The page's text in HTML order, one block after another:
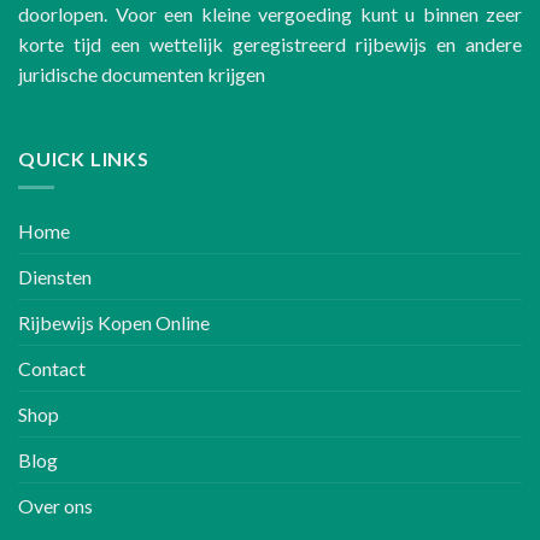
doorlopen. Voor een kleine vergoeding kunt u binnen zeer
korte tijd een wettelijk geregistreerd rijbewijs en andere
juridische documenten krijgen
QUICK LINKS
Home
Diensten
Rijbewijs Kopen Online
Contact
Shop
Blog
Over ons